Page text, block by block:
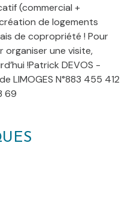
(commercial +
de logements
de copropriété ! Pour
organiser une visite,
!Patrick DEVOS -
LIMOGES N°883 455 412
69